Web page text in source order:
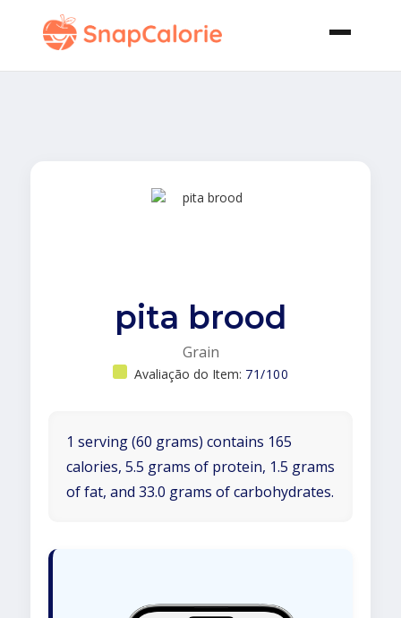
pita brood
Grain
Avaliação do Item: 71/100
1 serving (60 grams) contains 165
calories, 5.5 grams of protein, 1.5 grams
of fat, and 33.0 grams of carbohydrates.